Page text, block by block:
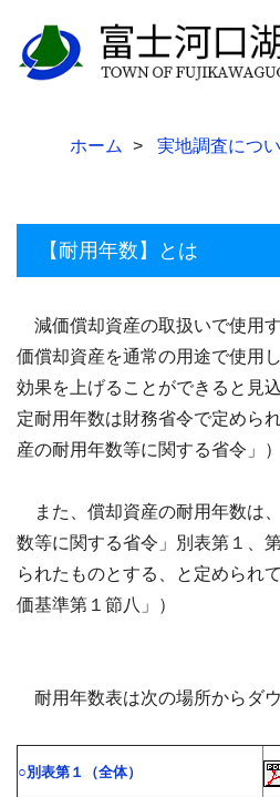
ホーム
実地調査につ
【耐用年数】とは
減価償却資産の取扱いで使用
価償却資産を通常の用途で使用
効果を上げることができると見
定耐用年数は財務省令で定めら
産の耐用年数等に関する省令」）
また、償却資産の耐用年数は
数等に関する省令」別表第１、
られたものとする、と定められ
価基準第１節八」）
耐用年数表は次の場所からダウ
○別表第１（全体）